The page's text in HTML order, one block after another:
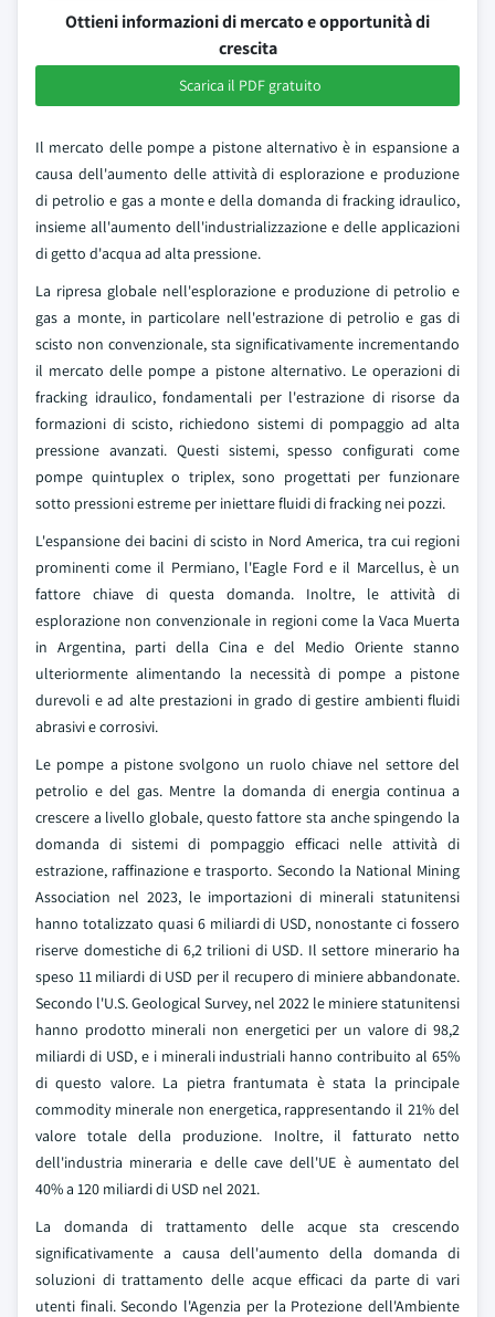
Ottieni informazioni di mercato e opportunità di
crescita
Scarica il PDF gratuito
Il mercato delle pompe a pistone alternativo è in espansione a
causa dell'aumento delle attività di esplorazione e produzione
di petrolio e gas a monte e della domanda di fracking idraulico,
insieme all'aumento dell'industrializzazione e delle applicazioni
di getto d'acqua ad alta pressione.
La ripresa globale nell'esplorazione e produzione di petrolio e
gas a monte, in particolare nell'estrazione di petrolio e gas di
scisto non convenzionale, sta significativamente incrementando
il mercato delle pompe a pistone alternativo. Le operazioni di
fracking idraulico, fondamentali per l'estrazione di risorse da
formazioni di scisto, richiedono sistemi di pompaggio ad alta
pressione avanzati. Questi sistemi, spesso configurati come
pompe quintuplex o triplex, sono progettati per funzionare
sotto pressioni estreme per iniettare fluidi di fracking nei pozzi.
L'espansione dei bacini di scisto in Nord America, tra cui regioni
prominenti come il Permiano, l'Eagle Ford e il Marcellus, è un
fattore chiave di questa domanda. Inoltre, le attività di
esplorazione non convenzionale in regioni come la Vaca Muerta
in Argentina, parti della Cina e del Medio Oriente stanno
ulteriormente alimentando la necessità di pompe a pistone
durevoli e ad alte prestazioni in grado di gestire ambienti fluidi
abrasivi e corrosivi.
Le pompe a pistone svolgono un ruolo chiave nel settore del
petrolio e del gas. Mentre la domanda di energia continua a
crescere a livello globale, questo fattore sta anche spingendo la
domanda di sistemi di pompaggio efficaci nelle attività di
estrazione, raffinazione e trasporto. Secondo la National Mining
Association nel 2023, le importazioni di minerali statunitensi
hanno totalizzato quasi 6 miliardi di USD, nonostante ci fossero
riserve domestiche di 6,2 trilioni di USD. Il settore minerario ha
speso 11 miliardi di USD per il recupero di miniere abbandonate.
Secondo l'U.S. Geological Survey, nel 2022 le miniere statunitensi
hanno prodotto minerali non energetici per un valore di 98,2
miliardi di USD, e i minerali industriali hanno contribuito al 65%
di questo valore. La pietra frantumata è stata la principale
commodity minerale non energetica, rappresentando il 21% del
valore totale della produzione. Inoltre, il fatturato netto
dell'industria mineraria e delle cave dell'UE è aumentato del
40% a 120 miliardi di USD nel 2021.
La domanda di trattamento delle acque sta crescendo
significativamente a causa dell'aumento della domanda di
soluzioni di trattamento delle acque efficaci da parte di vari
utenti finali. Secondo l'Agenzia per la Protezione dell'Ambiente